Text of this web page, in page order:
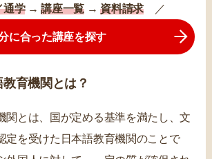
通学→講座一覧 →資料請求／
に合った講座を探す
育機関とは？
関とは、国が定める基準を満たし、文
定を受けた日本語教育機関のことで